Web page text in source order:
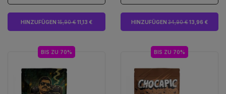
HINZUFÜGEN 15,90 €11,13 € HINZUFÜGEN 34,90 €13,96 €
BIS ZU 70% BIS ZU 70%